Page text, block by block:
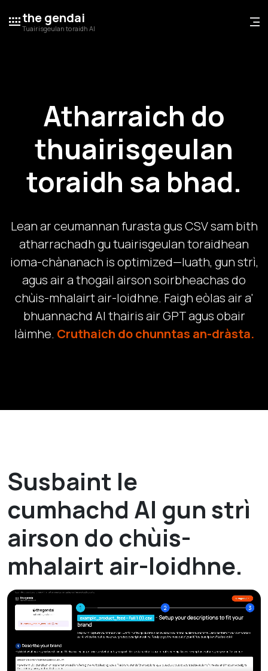
the gendai
Tuairisgeulan toraidh AI
Atharraich do
thuairisgeulan
toraidh sa bhad.
Lean ar ceumannan furasta gus CSV sam bith
atharrachadh gu tuairisgeulan toraidhean
ioma-chànanach is optimized—luath, gun strì,
agus air a thogail airson soirbheachas do
chùis-mhalairt air-loidhne. Faigh eòlas air a'
bhuannachd AI thairis air GPT agus obair
làimhe. Cruthaich do chunntas an-dràsta.
Susbaint le
cumhachd AI gun strì
airson do chùis-
mhalairt air-loidhne.